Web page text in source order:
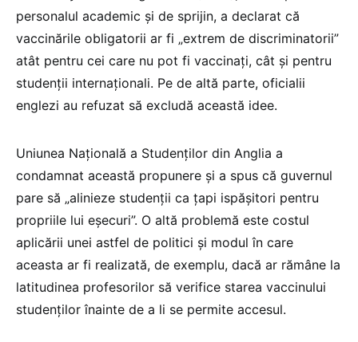
personalul academic și de sprijin, a declarat că
vaccinările obligatorii ar fi „extrem de discriminatorii”
atât pentru cei care nu pot fi vaccinați, cât și pentru
studenții internaționali. Pe de altă parte, oficialii
englezi au refuzat să excludă această idee.
Uniunea Națională a Studenților din Anglia a
condamnat această propunere și a spus că guvernul
pare să „alinieze studenții ca țapi ispășitori pentru
propriile lui eșecuri”. O altă problemă este costul
aplicării unei astfel de politici și modul în care
aceasta ar fi realizată, de exemplu, dacă ar rămâne la
latitudinea profesorilor să verifice starea vaccinului
studenților înainte de a li se permite accesul.